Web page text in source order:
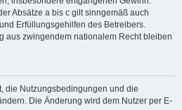
Absätze a bis c gilt sinngemäß auch
Erfüllungsgehilfen des Betreibers.
aus zwingendem nationalem Recht bleiben
die Nutzungsbedingungen und die
Die Änderung wird dem Nutzer per E-